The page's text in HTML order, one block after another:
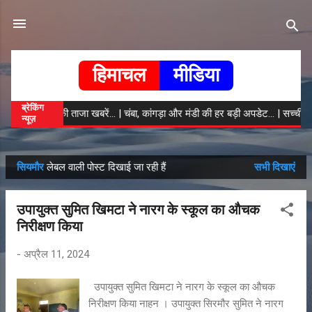
हिमाचल मीडिया
ब्रेकिंग
न्यूज़
हिमाचल की ताजा खबरें... | चंबा, कांगड़ा और मंडी की हर बड़ी अपडेट... | सच्ची
सं
दे
सियमौरलेबल वाली पोस्ट दिखाई जा रही हैं सभी दिखाएं
उपायुक्त सुमित खिमटा ने नारग के स्कूल का औचक
निरीक्षण किया
- अप्रैल 11, 2024
उपायुक्त सुमित खिमटा ने नारग के स्कूल का औचक
निरीक्षण किया नाहन । उपायुक्त सिरमौर सुमित ने नारग